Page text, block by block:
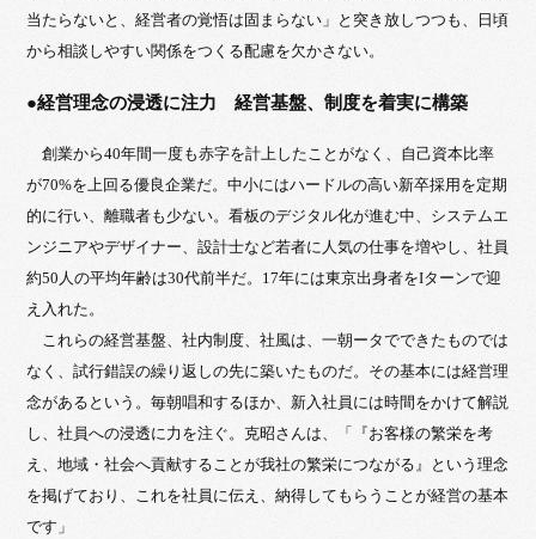
当たらないと、経営者の覚悟は固まらない」と突き放しつつも、日頃
から相談しやすい関係をつくる配慮を欠かさない。
●経営理念の浸透に注力 経営基盤、制度を着実に構築
創業から40年間一度も赤字を計上したことがなく、自己資本比率
が70%を上回る優良企業だ。中小にはハードルの高い新卒採用を定期
的に行い、離職者も少ない。看板のデジタル化が進む中、システムエ
ンジニアやデザイナー、設計士など若者に人気の仕事を増やし、社員
約50人の平均年齢は30代前半だ。17年には東京出身者をIターンで迎
え入れた。
これらの経営基盤、社内制度、社風は、一朝ータでできたものでは
なく、試行錯誤の繰り返しの先に築いたものだ。その基本には経営理
念があるという。毎朝唱和するほか、新入社員には時間をかけて解説
し、社員への浸透に力を注ぐ。克昭さんは、「『お客様の繁栄を考
え、地域・社会へ貢献することが我社の繁栄につながる』という理念
を掲げており、これを社員に伝え、納得してもらうことが経営の基本
です」